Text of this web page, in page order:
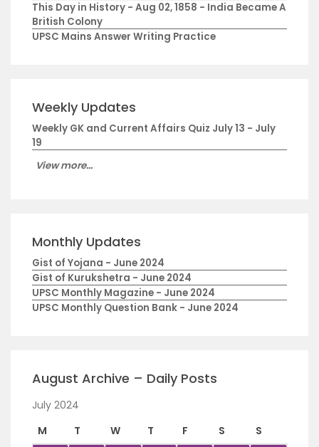
This Day in History - Aug 02, 1858 - India Became A
British Colony
UPSC Mains Answer Writing Practice
Weekly Updates
Weekly GK and Current Affairs Quiz July 13 - July
19
View more...
Monthly Updates
Gist of Yojana - June 2024
Gist of Kurukshetra - June 2024
UPSC Monthly Magazine - June 2024
UPSC Monthly Question Bank - June 2024
August Archive – Daily Posts
July 2024
M
T W T F S S